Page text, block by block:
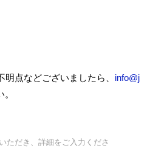
点などございましたら、 info@j